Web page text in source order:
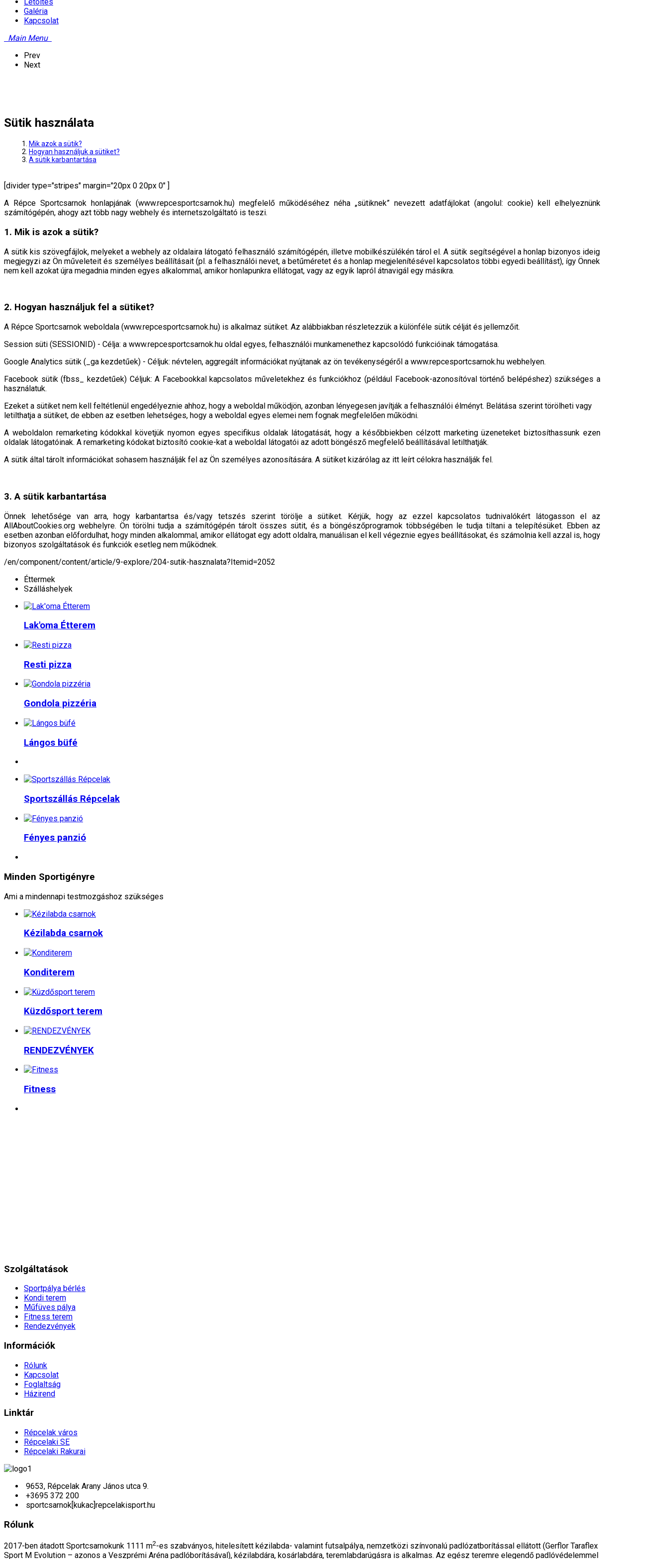
Letöltés
Galéria
Kapcsolat
Main Menu
Prev
Next
Sütik használata
Mik azok a sütik?
Hogyan használjuk a sütiket?
A sütik karbantartása
[divider type="stripes" margin="20px 0 20px 0" ]
A Répce Sportcsarnok honlapjának (www.repcesportcsarnok.hu) megfelelő működéséhez néha „sütiknek” nevezett adatfájlokat (angolul: cookie) kell elhelyeznünk
számítógépén, ahogy azt több nagy webhely és internetszolgáltató is teszi.
1. Mik is azok a sütik?
A sütik kis szövegfájlok, melyeket a webhely az oldalaira látogató felhasználó számítógépén, illetve mobilkészülékén tárol el. A sütik segítségével a honlap bizonyos ideig
megjegyzi az Ön műveleteit és személyes beállításait (pl. a felhasználói nevet, a betűméretet és a honlap megjelenítésével kapcsolatos többi egyedi beállítást), így Önnek
nem kell azokat újra megadnia minden egyes alkalommal, amikor honlapunkra ellátogat, vagy az egyik lapról átnavigál egy másikra.
2. Hogyan használjuk fel a sütiket?
A Répce Sportcsarnok weboldala (www.repcesportcsarnok.hu) is alkalmaz sütiket. Az alábbiakban részletezzük a különféle sütik célját és jellemzőit.
Session süti (SESSIONID) - Célja: a www.repcesportcsarnok.hu oldal egyes, felhasználói munkamenethez kapcsolódó funkcióinak támogatása.
Google Analytics sütik (_ga kezdetűek) - Céljuk: névtelen, aggregált információkat nyújtanak az ön tevékenységéről a www.repcesportcsarnok.hu webhelyen.
Facebook sütik (fbss_ kezdetűek) Céljuk: A Facebookkal kapcsolatos műveletekhez és funkciókhoz (például Facebook-azonosítóval történő belépéshez) szükséges a
használatuk.
Ezeket a sütiket nem kell feltétlenül engedélyeznie ahhoz, hogy a weboldal működjön, azonban lényegesen javítják a felhasználói élményt. Belátása szerint törölheti vagy
letilthatja a sütiket, de ebben az esetben lehetséges, hogy a weboldal egyes elemei nem fognak megfelelően működni.
A weboldalon remarketing kódokkal követjük nyomon egyes specifikus oldalak látogatását, hogy a későbbiekben célzott marketing üzeneteket biztosíthassunk ezen
oldalak látogatóinak. A remarketing kódokat biztosító cookie-kat a weboldal látogatói az adott böngésző megfelelő beállításával letilthatják.
A sütik által tárolt információkat sohasem használják fel az Ön személyes azonosítására. A sütiket kizárólag az itt leírt célokra használják fel.
3. A sütik karbantartása
Önnek lehetősége van arra, hogy karbantartsa és/vagy tetszés szerint törölje a sütiket. Kérjük, hogy az ezzel kapcsolatos tudnivalókért látogasson el az
AllAboutCookies.org webhelyre. Ön törölni tudja a számítógépén tárolt összes sütit, és a böngészőprogramok többségében le tudja tiltani a telepítésüket. Ebben az
esetben azonban előfordulhat, hogy minden alkalommal, amikor ellátogat egy adott oldalra, manuálisan el kell végeznie egyes beállításokat, és számolnia kell azzal is, hogy
bizonyos szolgáltatások és funkciók esetleg nem működnek.
/en/component/content/article/9-explore/204-sutik-hasznalata?Itemid=2052
Éttermek
Szálláshelyek
Lak'oma Étterem
Resti pizza
Gondola pizzéria
Lángos büfé
Sportszállás Répcelak
Fényes panzió
Minden Sportigényre
Ami a mindennapi testmozgáshoz szükséges
Kézilabda csarnok
Konditerem
Küzdősport terem
RENDEZVÉNYEK
Fitness
Szolgáltatások
Sportpálya bérlés
Kondi terem
Műfüves pálya
Fitness terem
Rendezvények
Információk
Rólunk
Kapcsolat
Foglaltság
Házirend
Linktár
Répcelak város
Répcelaki SE
Répcelaki Rakurai
9653, Répcelak Arany János utca 9.
+3695 372 200
sportcsarnok[kukac]repcelakisport.hu
Rólunk
2017-ben átadott Sportcsarnokunk 1111 m2-es szabványos, hitelesített kézilabda- valamint futsalpálya, nemzetközi színvonalú padlózatborítással ellátott (Gerflor Taraflex
Sport M Evolution – azonos a Veszprémi Aréna padlóborításával), kézilabdára, kosárlabdára, teremlabdarúgásra is alkalmas. Az egész teremre elegendő padlóvédelemmel